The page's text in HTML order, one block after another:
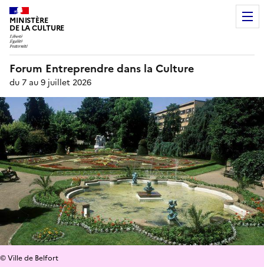
MINISTÈRE
DE LA CULTURE
Forum Entreprendre dans la Culture
du 7 au 9 juillet 2026
© Ville de Belfort